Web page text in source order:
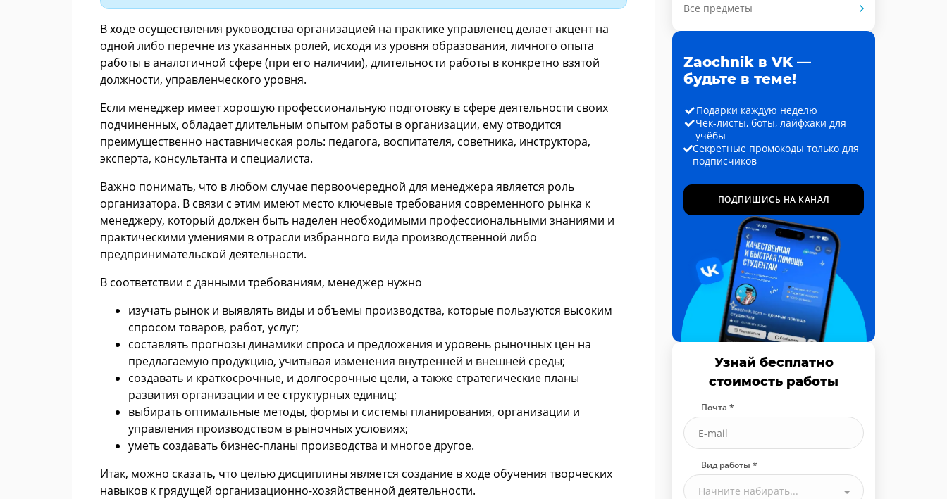
В ходе осуществления руководства организацией на практике управленец делает акцент на
одной либо перечне из указанных ролей, исходя из уровня образования, личного опыта
работы в аналогичной сфере (при его наличии), длительности работы в конкретно взятой
должности, управленческого уровня.
Если менеджер имеет хорошую профессиональную подготовку в сфере деятельности своих
подчиненных, обладает длительным опытом работы в организации, ему отводится
преимущественно наставническая роль: педагога, воспитателя, советника, инструктора,
эксперта, консультанта и специалиста.
Важно понимать, что в любом случае первоочередной для менеджера является роль
организатора. В связи с этим имеют место ключевые требования современного рынка к
менеджеру, который должен быть наделен необходимыми профессиональными знаниями и
практическими умениями в отрасли избранного вида производственной либо
предпринимательской деятельности.
В соответствии с данными требованиям, менеджер нужно
изучать рынок и выявлять виды и объемы производства, которые пользуются высоким
спросом товаров, работ, услуг;
составлять прогнозы динамики спроса и предложения и уровень рыночных цен на
предлагаемую продукцию, учитывая изменения внутренней и внешней среды;
создавать и краткосрочные, и долгосрочные цели, а также стратегические планы
развития организации и ее структурных единиц;
выбирать оптимальные методы, формы и системы планирования, организации и
управления производством в рыночных условиях;
уметь создавать бизнес-планы производства и многое другое.
Итак, можно сказать, что целью дисциплины является создание в ходе обучения творческих
навыков к грядущей организационно-хозяйственной деятельности.
Все предметы
Zaochnik в VK —
будьте в теме!
Подарки каждую неделю
Чек-листы, боты, лайфхаки для
учёбы
Секретные промокоды только для
подписчиков
ПОДПИШИСЬ НА КАНАЛ
Узнай бесплатно
стоимость работы
Почта *
Вид работы *
Начните набирать...